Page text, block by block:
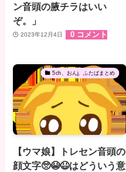
ン音頭の腋チラはいい
ぞ。」
2023年12月4日 0 コメント
5ch、おんj、ふたばまとめ
【ウマ娘】トレセン音頭の
顔文字🥺😭😆はどういう意